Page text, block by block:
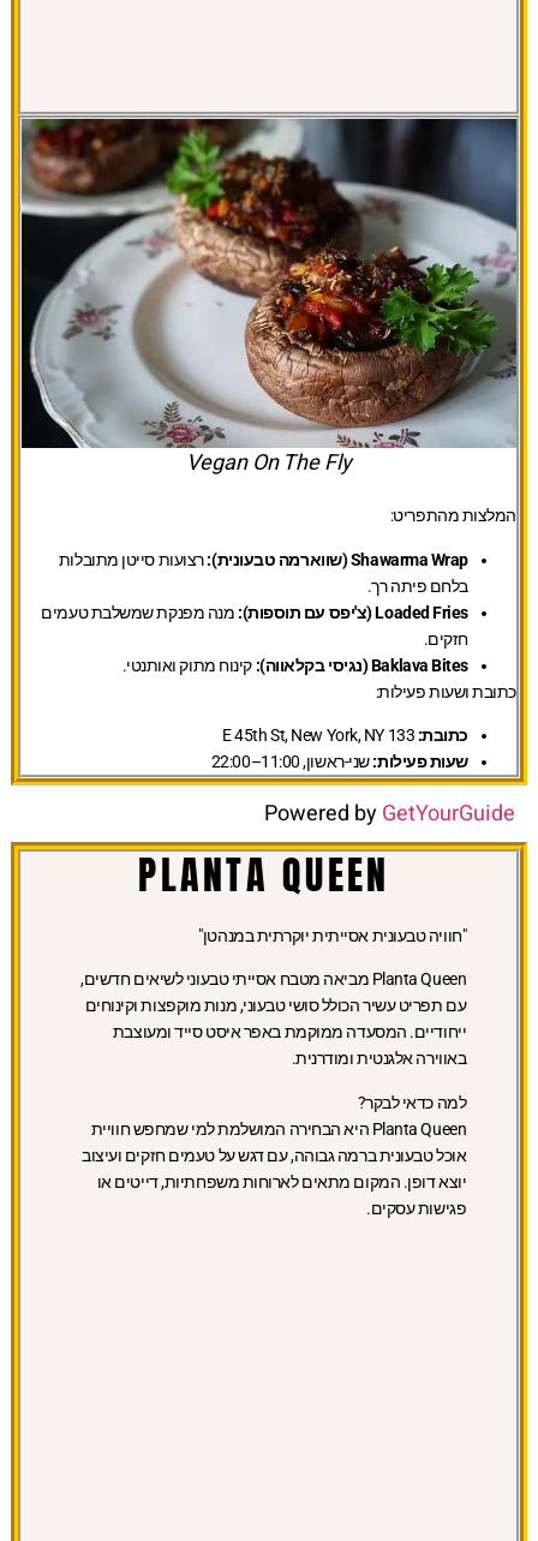
Vegan On The Fly
המלצות מהתפריט:
Shawarma Wrap (שווארמה טבעונית):
רצועות סייטן מתובלות
בלחם פיתה רך.
Loaded Fries (צ'יפס עם תוספות):
מנה מפנקת שמשלבת טעמים
חזקים.
Baklava Bites (נגיסי בקלאווה):
קינוח מתוק ואותנטי.
כתובת ושעות פעילות:
כתובת:
שעות פעילות:שני-ראשון, 11:00–22:00
Powered byGetYourGuide
PLANTA QUEEN
"חוויה טבעונית אסייתית יוקרתית במנהטן"
Planta Queen מביאה מטבח אסייתי טבעוני לשיאים חדשים,
עם תפריט עשיר הכולל סושי טבעוני, מנות מוקפצות וקינוחים
ייחודיים. המסעדה ממוקמת באפר איסט סייד ומעוצבת
באווירה אלגנטית ומודרנית.
למה כדאי לבקר?
Planta Queen היא הבחירה המושלמת למי שמחפש חוויית
אוכל טבעונית ברמה גבוהה, עם דגש על טעמים חזקים ועיצוב
יוצא דופן. המקום מתאים לארוחות משפחתיות, דייטים או
פגישות עסקים.